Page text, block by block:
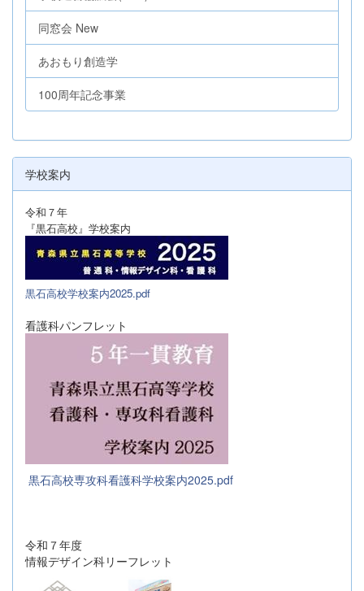
同窓会 New
あおもり創造学
100周年記念事業
学校案内
令和７年
『黒石高校』学校案内
黒石高校学校案内2025.pdf
看護科パンフレット
黒石高校専攻科看護科学校案内2025.pdf
令和７年度
情報デザイン科リーフレット